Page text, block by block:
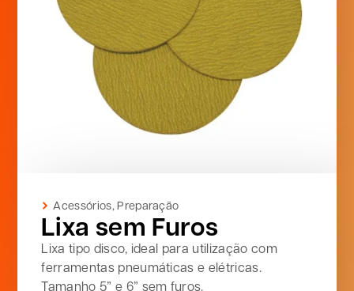
Acessórios,Preparação
Lixa sem Furos
Lixa tipo disco, ideal para utilização com
ferramentas pneumáticas e elétricas.
Tamanho 5” e 6” sem furos.